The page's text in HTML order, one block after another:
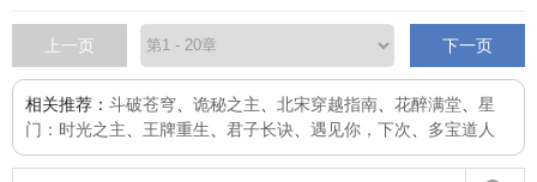
上一页 下一页
相关推荐： 斗破苍穹 诡秘之主 北宋穿越指南 花醉满堂
星
门：时光之主
王牌重生 君子长诀 遇见你，下次 多宝道人